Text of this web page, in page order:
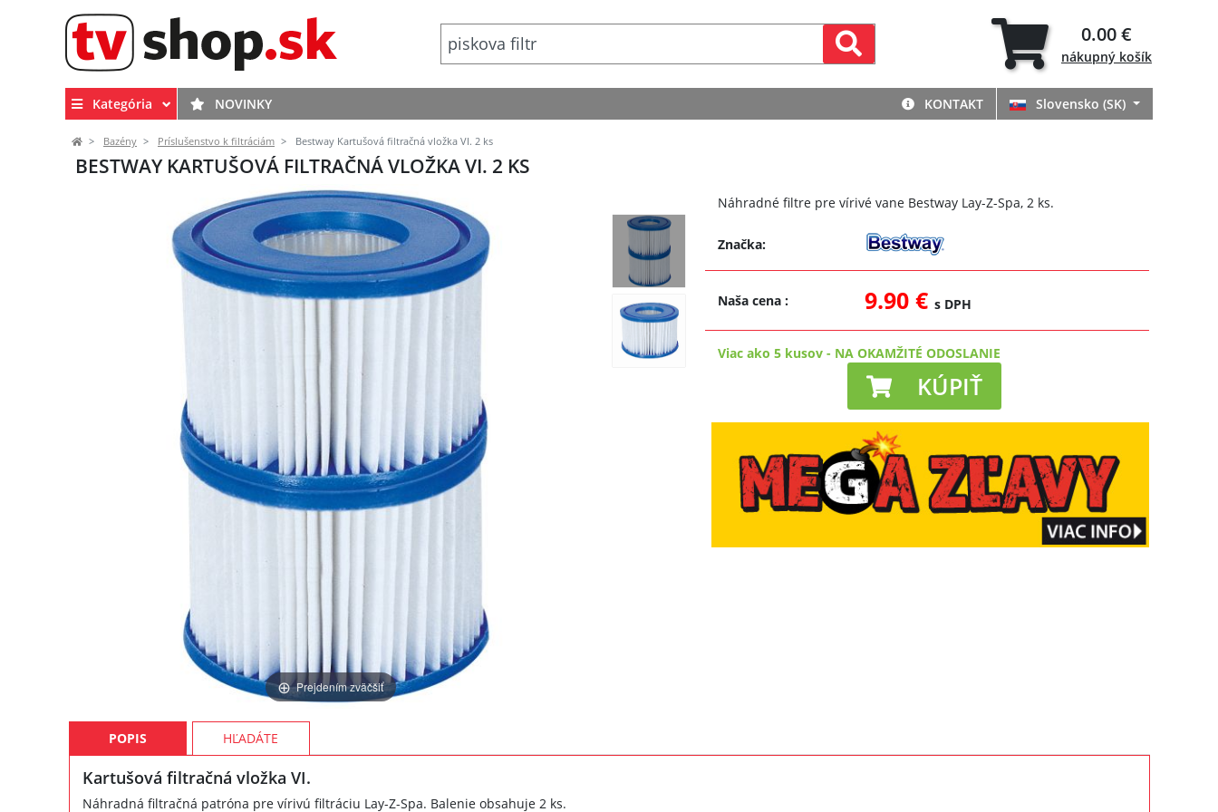
0.00 €
nákupný košík
Kategória NOVINKY KONTAKT Slovensko (SK)
Bazény Príslušenstvo k filtráciám Bestway Kartušová filtračná vložka VI. 2 ks
BESTWAY KARTUŠOVÁ FILTRAČNÁ VLOŽKA VI. 2 KS
Prejdením zväčšiť
Náhradné filtre pre vírivé vane Bestway Lay-Z-Spa, 2 ks.
Značka:
Naša cena: 9.90 €s DPH
Viac ako 5 kusov - NA OKAMŽITÉ ODOSLANIE
KÚPIŤ
POPIS HĽADÁTE
Kartušová filtračná vložka VI.
Náhradná filtračná patróna pre vírivú filtráciu Lay-Z-Spa. Balenie obsahuje 2 ks.